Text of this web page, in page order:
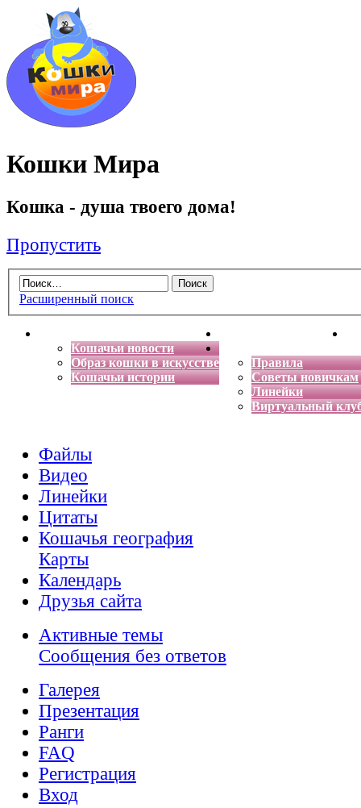
Кошки Мира
Кошка - душа твоего дома!
Пропустить
Расширенный поиск
Кошачьи новости
Образ кошки в искусстве
Кошачьи истории
Энциклопедия кошек
Правила
Советы новичкам
Линейки
Виртуальный
Файлы
Видео
Линейки
Цитаты
Кошачья география
Карты
Календарь
Друзья сайта
Активные темы
Сообщения без ответов
Галерея
Презентация
Ранги
FAQ
Регистрация
Вход